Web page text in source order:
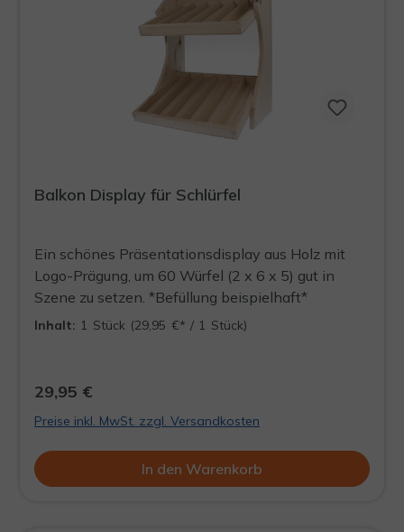
Balkon Display für Schlürfel
Ein schönes Präsentationsdisplay aus Holz mit
Logo-Prägung, um 60 Würfel (2 x 6 x 5) gut in
Szene zu setzen. *Befüllung beispielhaft*
Inhalt: 1 Stück (29,95 €* / 1 Stück)
29,95 €
Preise inkl. MwSt. zzgl. Versandkosten
In den Warenkorb